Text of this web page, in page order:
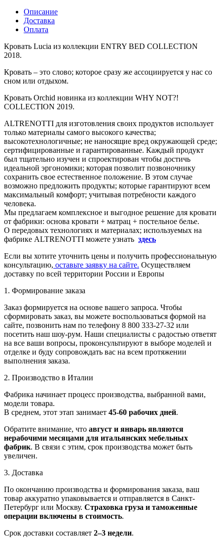
Описание
Доставка
Оплата
Кровать Lucia из коллекции ENTRY BED COLLECTION
2018.
Кровать – это слово; которое сразу же ассоциируется у нас со
сном или отдыхом.
Кровать Orchid новинка из коллекции WHY NOT?!
COLLECTION 2019.
ALTRENOTTI для изготовления своих продуктов использует
только материалы самого высокого качества;
высокотехнологичные; не наносящие вред окружающей среде;
сертифицированные и гарантированные. Каждый продукт
был тщательно изучен и спроектирован чтобы достичь
идеальной эргономики; которая позволит позвоночнику
сохранить свое естественное положение. В этом случае
возможно предложить продукты; которые гарантируют всем
максимальный комфорт; учитывая потребности каждого
человека.
Мы предлагаем комплексное и выгодное решение для кровати
от фабрики: основа кровати + матрац + постельное белье.
О передовых технологиях и материалах; используемых на
фабрике ALTRENOTTI можете узнать здесь
Если вы хотите уточнить цены и получить профессиональную
консультацию, оставьте заявку на сайте. Осуществляем
доставку по всей территории России и Европы
1. Формирование заказа
Заказ формируется на основе вашего запроса. Чтобы
сформировать заказ, вы можете воспользоваться формой на
сайте, позвонить нам по телефону 8 800 333-27-32 или
посетить наш шоу-рум. Наши специалисты с радостью ответят
на все ваши вопросы, проконсультируют в выборе моделей и
отделке и буду сопровождать вас на всем протяжении
выполнения заказа.
2. Производство в Италии
Фабрика начинает процесс производства, выбранной вами,
модели товара.
В среднем, этот этап занимает 45-60 рабочих дней.
Обратите внимание, что август и январь являются
нерабочими месяцами для итальянских мебельных
фабрик. В связи с этим, срок производства может быть
увеличен.
3. Доставка
По окончанию производства и формирования заказа, ваш
товар аккуратно упаковывается и отправляется в Санкт-
Петербург или Москву. Страховка груза и таможенные
операции включены в стоимость.
Срок доставки составляет 2–3 недели.